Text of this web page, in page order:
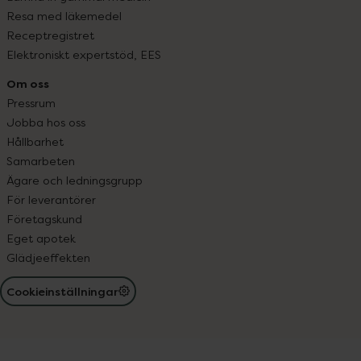
Resa med läkemedel
Receptregistret
Elektroniskt expertstöd, EES
Om oss
Pressrum
Jobba hos oss
Hållbarhet
Samarbeten
Ägare och ledningsgrupp
För leverantörer
Företagskund
Eget apotek
Glädjeeffekten
Cookieinställningar